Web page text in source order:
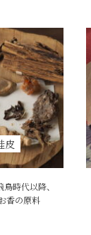
皮
時代以降、
香の原料